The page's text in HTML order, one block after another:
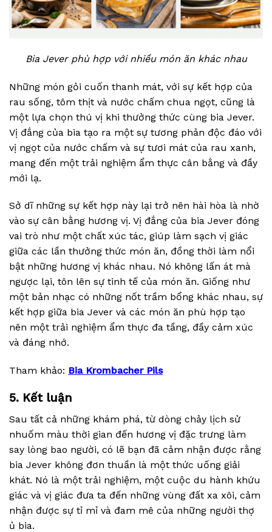
Bia Jever phù hợp với nhiều món ăn khác nhau
Những món gỏi cuốn thanh mát, với sự kết hợp của
rau sống, tôm thịt và nước chấm chua ngọt, cũng là
một lựa chọn thú vị khi thưởng thức cùng bia Jever.
Vị đắng của bia tạo ra một sự tương phản độc đáo với
vị ngọt của nước chấm và sự tươi mát của rau xanh,
mang đến một trải nghiệm ẩm thực cân bằng và đầy
mới lạ.
Sở dĩ những sự kết hợp này lại trở nên hài hòa là nhờ
vào sự cân bằng hương vị. Vị đắng của bia Jever đóng
vai trò như một chất xúc tác, giúp làm sạch vị giác
giữa các lần thưởng thức món ăn, đồng thời làm nổi
bật những hương vị khác nhau. Nó không lấn át mà
ngược lại, tôn lên sự tinh tế của món ăn. Giống như
một bản nhạc có những nốt trầm bổng khác nhau, sự
kết hợp giữa bia Jever và các món ăn phù hợp tạo
nên một trải nghiệm ẩm thực đa tầng, đầy cảm xúc
và đáng nhớ.
Tham khảo: Bia Krombacher Pils
5. Kết luận
Sau tất cả những khám phá, từ dòng chảy lịch sử
nhuốm màu thời gian đến hương vị đặc trưng làm
say lòng bao người, có lẽ bạn đã cảm nhận được rằng
bia Jever không đơn thuần là một thức uống giải
khát. Nó là một trải nghiệm, một cuộc du hành khứu
giác và vị giác đưa ta đến những vùng đất xa xôi, cảm
nhận được sự tỉ mỉ và đam mê của những người thợ
ủ bia.